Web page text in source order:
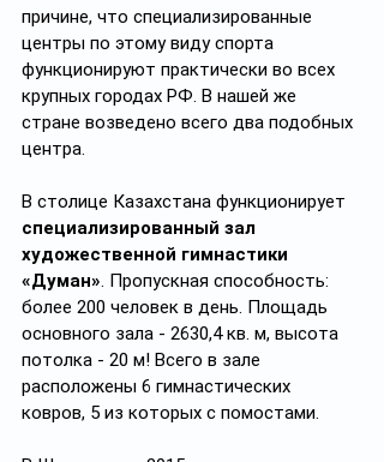
причине, что специализированные
центры по этому виду спорта
функционируют практически во всех
крупных городах РФ. В нашей же
стране возведено всего два подобных
центра.
В столице Казахстана функционирует
специализированный зал
художественной гимнастики
«Думан». Пропускная способность:
более 200 человек в день. Площадь
основного зала - 2630,4 кв. м, высота
потолка - 20 м! Всего в зале
расположены 6 гимнастических
ковров, 5 из которых с помостами.